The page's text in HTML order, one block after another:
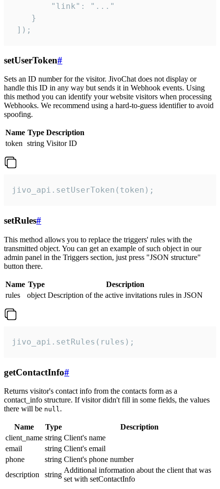
        "link": "..."
    }
]);
setUserToken#
Sets an ID number for the visitor. JivoChat does not display or
handle this ID in any way but sends it in Webhook events. Using
this method you can identify your website visitors when processing
Webhooks. We recommend using a hard-to-guess identifier to avoid
spoofing.
Name Type Description
token string Visitor ID
jivo_api.setUserToken(token);
setRules#
This method allows you to replace the triggers' rules with the
transmitted object. You can get an example of such object in our
admin panel in the Triggers section, just press "JSON structure"
button there.
Name Type
Description
rules
object Description of the active invitations rules in JSON
jivo_api.setRules(rules);
getContactInfo#
Returns visitor's contact info from the contacts form as a
contact_info structure. If visitor didn't fill in some fields, the values
there will be null.
Name Type
Description
client_name string Client's name
email
string Client's email
phone
string Client's phone number
description
string
Additional information about the client that was
set with setContactInfo